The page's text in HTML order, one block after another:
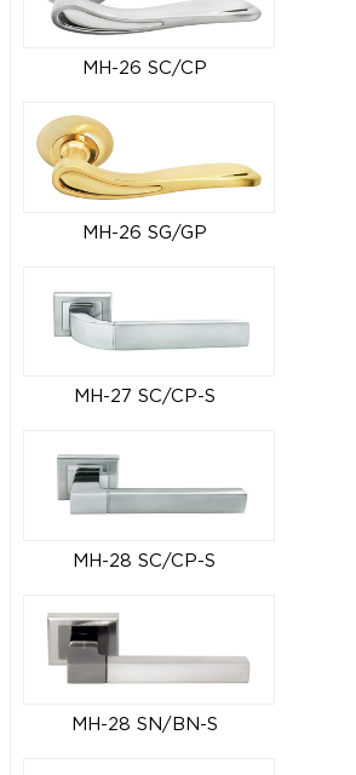
MH-26 SC/CP
MH-26 SG/GP
MH-27 SC/CP-S
MH-28 SC/CP-S
MH-28 SN/BN-S